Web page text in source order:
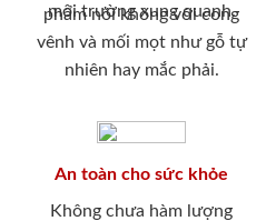
môi trường xung quanh.
phẩm nói không với cong
vênh và mối mọt như gỗ tự
nhiên hay mắc phải.
An toàn cho sức khỏe
Không chưa hàm lượng